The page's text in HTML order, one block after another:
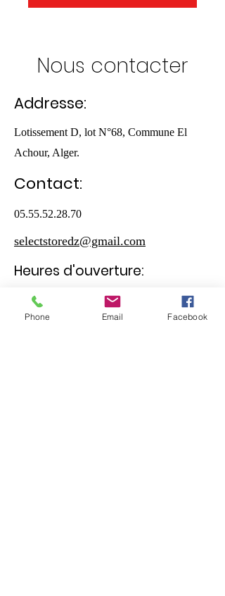
Nous contacter
Addresse:
Lotissement D, lot N°68, Commune El
Achour, Alger.
Contact:
05.55.52.28.70
selectstoredz@gmail.com
Heures d'ouverture:
Samedi - Jeudi 10:30 – 19:00
Phone Email Facebook